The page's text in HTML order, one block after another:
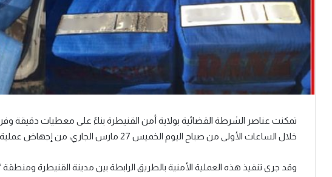
تمكنت عناصر الشرطة القضائية بولاية أمن القنيطرة بناءً على معطيات دقيقة
خلال الساعات الأولى من صباح اليوم الخميس 27 مارس الجاري، من إجهاض عملية تهريب طن واحد و924 كيلوغراما من مخدر الشيرا.
وقد جرى تنفيذ هذه العملية الأمنية بالطريق الرابطة بين مدينة القنيطرة